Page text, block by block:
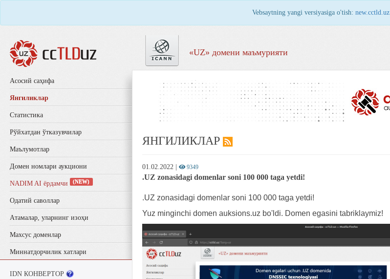
Vebsaytning yangi versiyasiga o'tish: new.cctld.uz
«UZ» домени маъмурияти
Aсосий саҳифа
Янгиликлар
Статистика
Рўйхатдан ўтказувчилар
Маълумотлар
Домен номлари аукциони
NADIM AI ёрдамчи (NEW)
Одатий саволлар
Aтамалар, уларнинг изоҳи
Махсус доменлар
Миннатдорчилик хатлари
IDN КОНВЕРТОР
ЯНГИЛИКЛАР
01.02.2022 9349
.UZ zonasidagi domenlar soni 100 000 taga yetdi!
.UZ zonasidagi domenlar soni 100 000 taga yetdi!
Yuz minginchi domen auksions.uz bo'ldi. Domen egasini tabriklaymiz!